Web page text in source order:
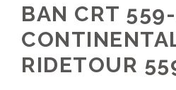
BAN CRT
RIDETOUR